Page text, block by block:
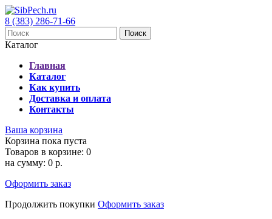
8 (383) 286-71-66
Поиск
Каталог
Главная
Каталог
Как купить
Доставка и оплата
Контакты
Ваша корзина
Корзина пока пуста
Товаров в корзине: 0
на сумму: 0 р.
Оформить заказ
Продолжить покупки Оформить заказ